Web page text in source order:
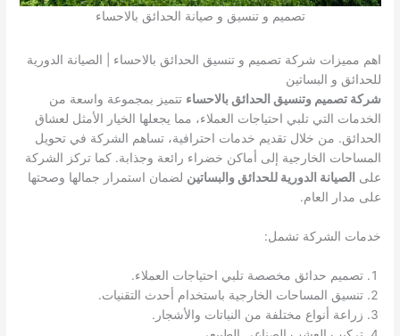
تصميم و تنسيق و صيانة الحدائق بالاحساء
اهم مميزات شركة تصميم و تنسيق الحدائق بالاحساء | الصيانة الدورية
للحدائق و البساتين
شركة تصميم وتنسيق الحدائق بالاحساء تتميز بمجموعة واسعة من
الخدمات التي تلبي احتياجات العملاء، مما يجعلها الخيار الأمثل لعشاق
الحدائق. من خلال تقديم خدمات احترافية، تساهم الشركة في تحويل
المساحات الخارجية إلى أماكن خضراء رائعة وجذابة. كما تركز الشركة
على الصيانة الدورية للحدائق والبساتين لضمان استمرار جمالها وصحتها
على مدار العام.
خدمات الشركة تشمل:
تصميم حدائق مخصصة تلبي احتياجات العملاء.
تنسيق المساحات الخارجية باستخدام أحدث التقنيات.
زراعة أنواع مختلفة من النباتات والأشجار.